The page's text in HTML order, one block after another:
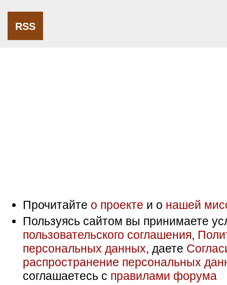
RSS
Прочитайте о проекте и о нашей
Пользуясь сайтом вы принимаете
пользовательского соглашения,
персональных данных, даете
распространение персональных
соглашаетесь с правилами форума